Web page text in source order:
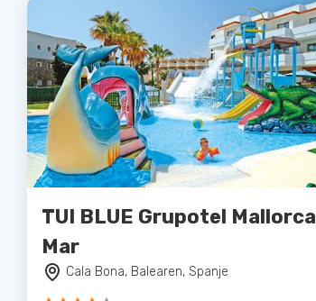
TUI BLUE Grupotel Mallorca
Mar
Cala Bona, Balearen, Spanje